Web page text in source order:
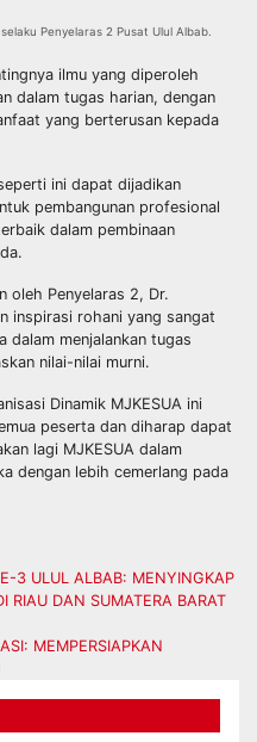
Penyelaras 2 Pusat Ulul Albab.
ilmu yang diperoleh
dalam tugas harian, dengan
yang berterusan kepada
ini dapat dijadikan
pembangunan profesional
dalam pembinaan
oleh Penyelaras 2, Dr.
inspirasi rohani yang sangat
dalam menjalankan tugas
nilai-nilai murni.
Dinamik MJKESUA ini
peserta dan diharap dapat
lagi MJKESUA dalam
dengan lebih cemerlang pada
3 ULUL ALBAB: MENYINGKAP
RIAU DAN SUMATERA BARAT
MEMPERSIAPKAN